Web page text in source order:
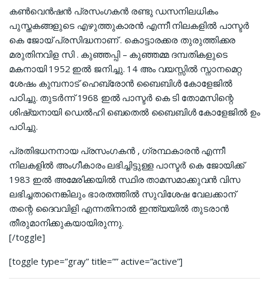
കൺവെൻഷൻ പ്രസംഗകൻ രണ്ടു ഡസനിലധികം
പുസ്തകങ്ങളുടെ എഴുത്തുകാരൻ എന്നീ നിലകളിൽ പാസ്ടർ
കെ ജോയ് പ്രസിദ്ധനാണ് . കൊട്ടാരക്കര തുരുത്തിക്കര
മരുതിനവിള സി . കുഞ്ഞപ്പി – കുഞ്ഞമ്മ ദമ്പതികളുടെ
മകനായി 1952 ഇൽ ജനിച്ചു. 14 അം വയസ്സിൽ സ്നാനമെറ്റ
ശേഷം കുമ്പനാട് ഹെബ്രോൻ ബൈബിൾ കോളേജിൽ
പഠിച്ചു. തുടർന്ന് 1968 ഇൽ പാസ്ടർ കെ ടി തോമസിന്റെ
ശിഷ്യനായി ഡെൽഹി ബെതെൽ ബൈബിൾ കോളേജിൽ ഉം
പഠിച്ചു.
പ്രതിഭധനനായ പ്രസംഗകൻ , ഗ്രന്ഥകാരൻ എന്നീ
നിലകളിൽ അംഗീകാരം ലഭിച്ചിട്ടുള്ള പാസ്ടർ കെ ജോയിക്ക്
1983 ഇൽ അമേരിക്കയിൽ സ്ഥിര താമസമാക്കുവൻ വിസ
ലഭിച്ചതാനെങ്കിലും ഭാരതത്തിൽ സുവിശേഷ വേലക്കാന്
തന്റെ ദൈവവിളി എന്നതിനാൽ ഇന്ത്യയിൽ തുടരാൻ
തീരുമാനിക്കുകയായിരുന്നു.
[/toggle]
[toggle type=”gray” title=”” active=”active”]